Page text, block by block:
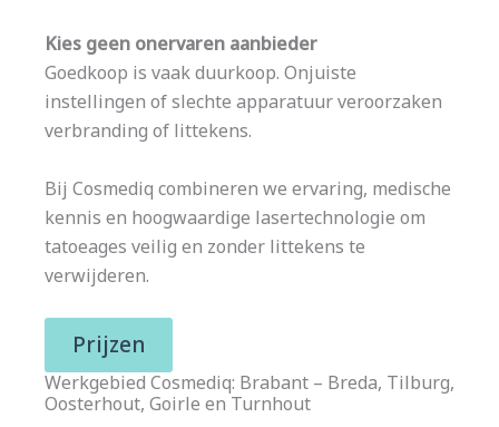
Kies geen onervaren aanbieder
Goedkoop is vaak duurkoop. Onjuiste
instellingen of slechte apparatuur veroorzaken
verbranding of littekens.
Bij Cosmediq combineren we ervaring, medische
kennis en hoogwaardige lasertechnologie om
tatoeages veilig en zonder littekens te
verwijderen.
Prijzen
Werkgebied Cosmediq: Brabant – Breda, Tilburg,
Oosterhout, Goirle en Turnhout